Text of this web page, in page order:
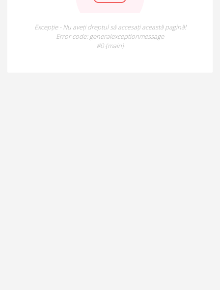
Excepție - Nu aveți dreptul să accesați această pagină!
Error code: generalexceptionmessage
#0 {main}